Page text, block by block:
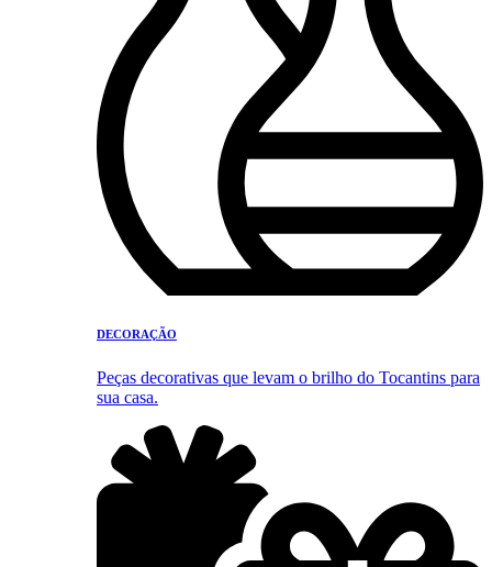
DECORAÇÃO
Peças decorativas que levam o brilho do Tocantins para
sua casa.